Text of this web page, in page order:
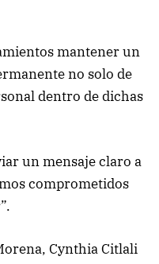
mantener un
no solo de
dentro de dichas
un mensaje claro a
comprometidos
Cynthia Citlali